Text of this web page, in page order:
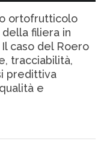
ortofrutticolo
filiera in
caso del Roero
tracciabilità,
predittiva
e